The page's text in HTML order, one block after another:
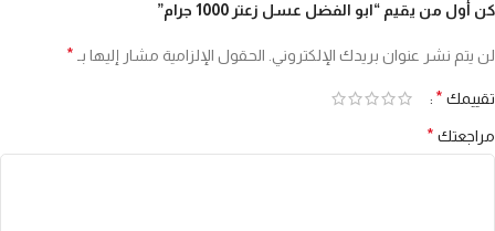
كن أول من يقيم “ابو الفضل عسل زعتر 1000 جرام”
لن يتم نشر عنوان بريدك الإلكتروني. الحقول الإلزامية مشار إليها بـ *
تقييمك *
مراجعتك *